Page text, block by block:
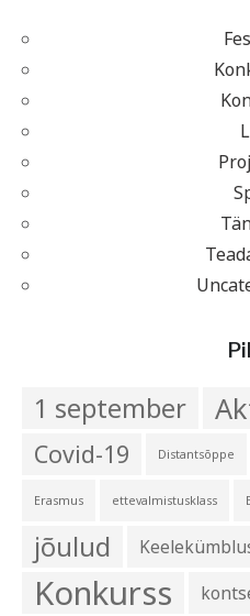
1 september
Covid-19 Distantsõppe
Erasmus ettevalmistusklass
jõulud
Konkurss